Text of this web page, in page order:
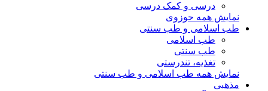
درسی و کمک درسی
نمایش همه حوزوی
طب اسلامی و طب سنتی
طب اسلامی
طب سنتی
تغذیه، تندرستی
نمایش همه طب اسلامی و طب سنتی
مذهبی